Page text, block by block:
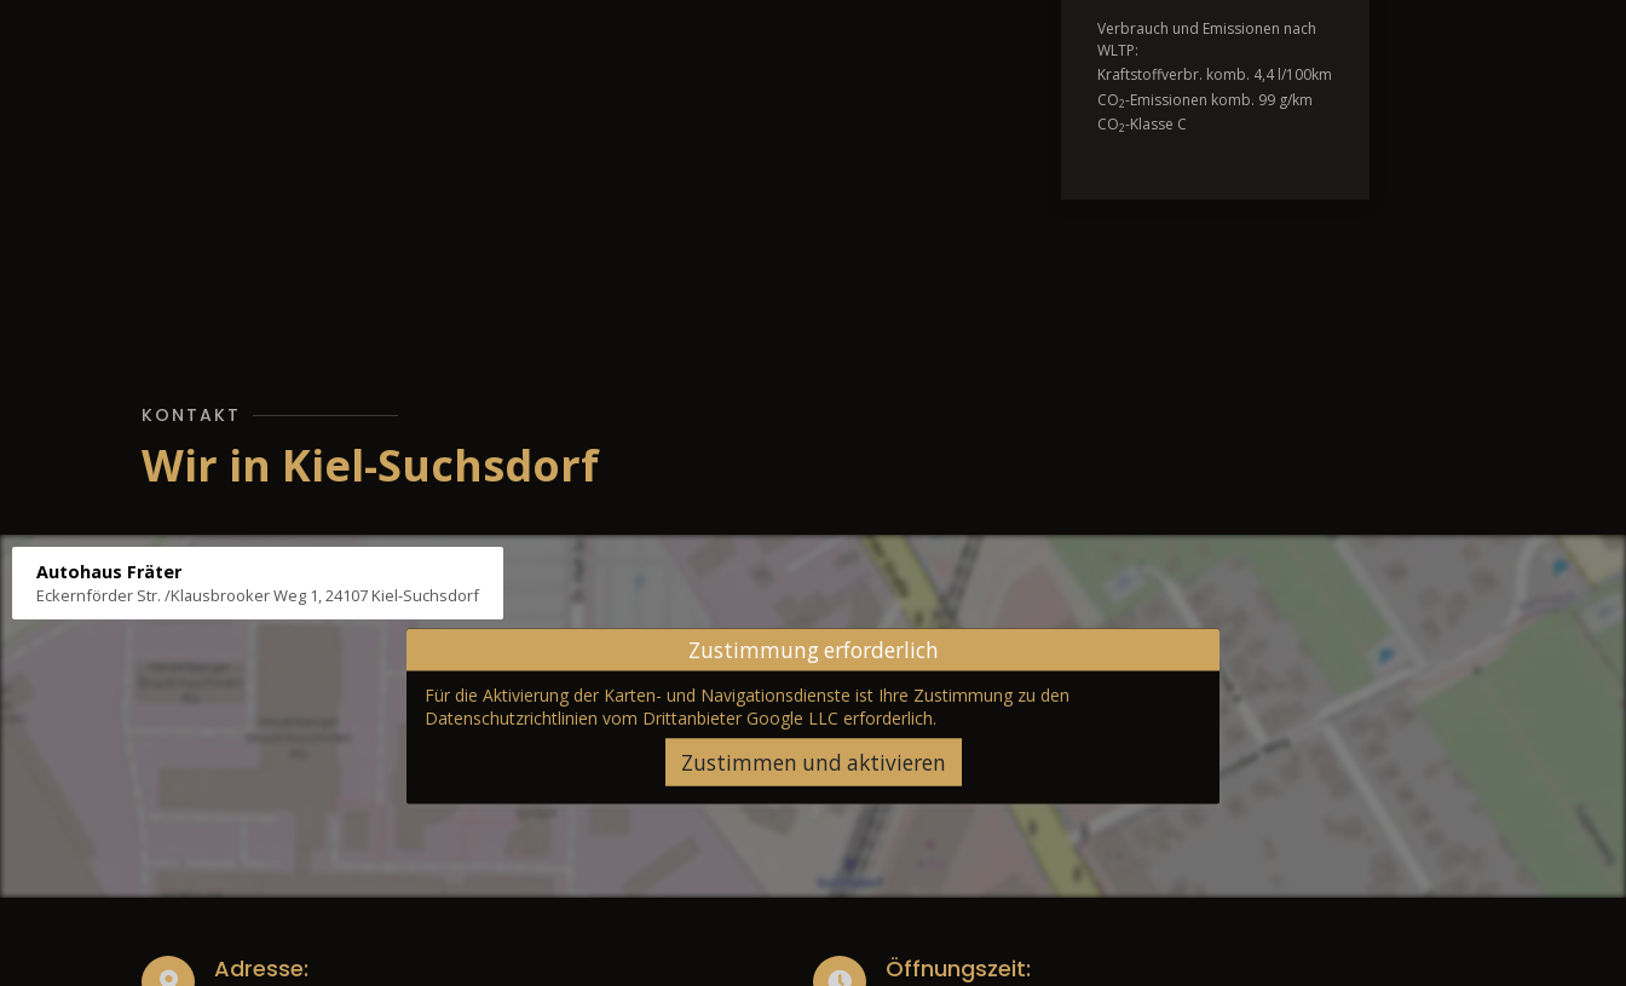
Verbrauch und Emissionen nach
WLTP:
Kraftstoffverbr. komb. 4,4 l/100km
CO2-Emissionen komb. 99 g/km
CO2-Klasse C
KONTAKT
Wir in Kiel-Suchsdorf
Autohaus Fräter
Eckernförder Str. /Klausbrooker Weg 1, 24107 Kiel-Suchsdorf
Zustimmung erforderlich
Für die Aktivierung der Karten- und Navigationsdienste ist Ihre Zustimmung zu den
Datenschutzrichtlinien vom Drittanbieter Google LLC erforderlich.
Zustimmen und aktivieren
Adresse: Öffnungszeit: